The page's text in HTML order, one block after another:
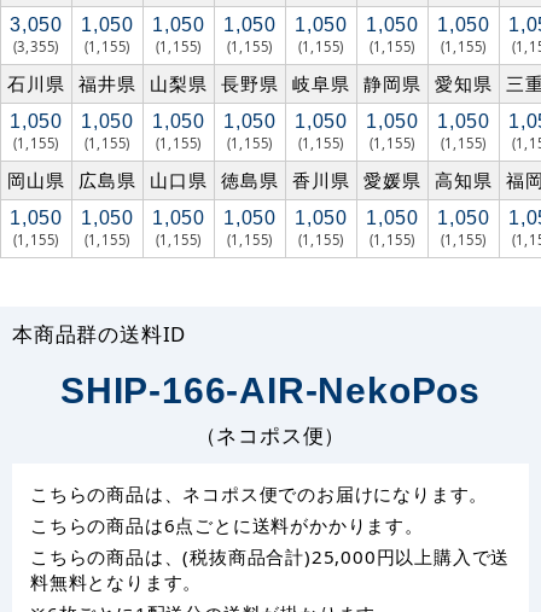
3,050
(3,355)
1,050
(1,155)
1,050
(1,155)
1,050
(1,155)
1,050
(1,155)
1,050
(1,155)
1,050
(1,155)
石川県 福井県 山梨県 長野県 岐阜県 静岡県 愛知県 三
1,050
(1,155)
1,050
(1,155)
1,050
(1,155)
1,050
(1,155)
1,050
(1,155)
1,050
(1,155)
1,050
(1,155)
岡山県 広島県 山口県 徳島県 香川県 愛媛県 高知県 福
1,050
(1,155)
1,050
(1,155)
1,050
(1,155)
1,050
(1,155)
1,050
(1,155)
1,050
(1,155)
1,050
(1,155)
本商品群の送料ID
SHIP-166-AIR-NekoPos
（ネコポス便）
こちらの商品は、ネコポス便でのお届けになります。
こちらの商品は6点ごとに送料がかかります。
こちらの商品は、(税抜商品合計)25,000円以上購入で送
料無料となります。